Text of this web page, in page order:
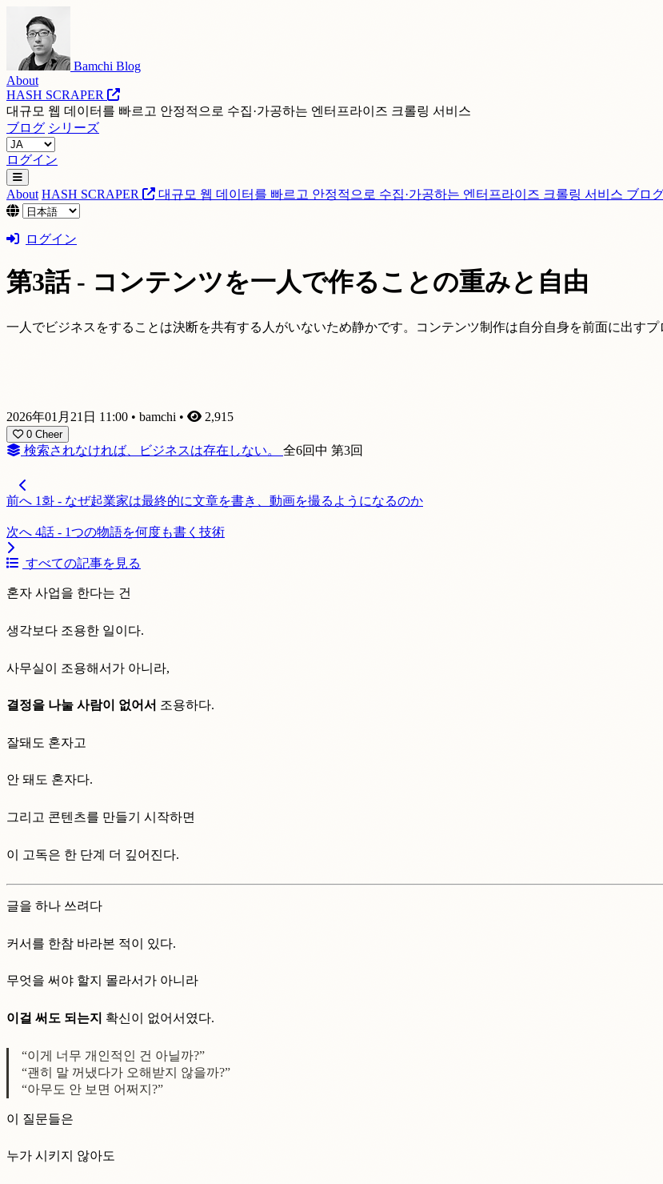
Bamchi Blog
About
HASH SCRAPER
대규모 웹 데이터를 빠르고 안정적으로 수집·가공하는 엔터프라이즈 크롤링 서비스
ブログ シリーズ
ログイン
About HASH SCRAPER 대규모 웹 데이터를 빠르고 안정적으로 수집·가공하는 엔터프라이즈 크롤링 서비스 ブロ
ログイン
第3話 - コンテンツを一人で作ることの重みと自由
一人でビジネスをすることは決断を共有する人がいないため静かです。コンテンツ制作は自分自身を前面に出すプ
2026年01月21日 11:00 • bamchi • 2,915
0 Cheer
検索されなければ、ビジネスは存在しない。 全6回中 第3回
前へ 1화 - なぜ起業家は最終的に文章を書き、動画を撮るようになるのか
次へ 4話 - 1つの物語を何度も書く技術
すべての記事を見る
혼자 사업을 한다는 건
생각보다 조용한 일이다.
사무실이 조용해서가 아니라,
결정을 나눌 사람이 없어서 조용하다.
잘돼도 혼자고
안 돼도 혼자다.
그리고 콘텐츠를 만들기 시작하면
이 고독은 한 단계 더 깊어진다.
글을 하나 쓰려다
커서를 한참 바라본 적이 있다.
무엇을 써야 할지 몰라서가 아니라
이걸 써도 되는지 확신이 없어서였다.
“이게 너무 개인적인 건 아닐까?”
“괜히 말 꺼냈다가 오해받지 않을까?”
“아무도 안 보면 어쩌지?”
이 질문들은
누가 시키지 않아도